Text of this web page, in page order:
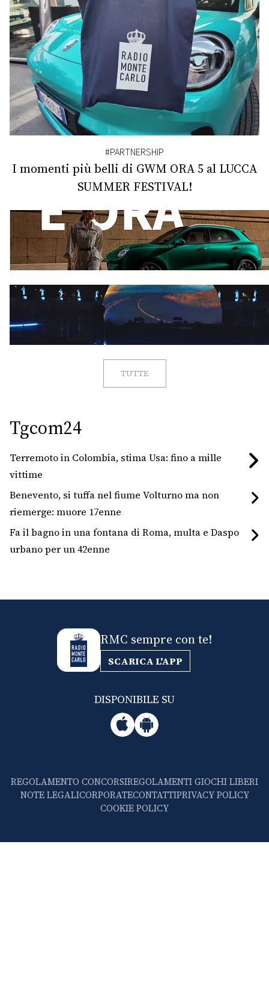
#PARTNERSHIP
I momenti più belli di GWM ORA 5 al LUCCA
SUMMER FESTIVAL!
TUTTE
Tgcom24
Terremoto in Colombia, stima Usa: fino a mille
vittime
Benevento, si tuffa nel fiume Volturno ma non
riemerge: muore 17enne
Fa il bagno in una fontana di Roma, multa e Daspo
urbano per un 42enne
RMC sempre con te!
SCARICA L'APP
DISPONIBILE SU
REGOLAMENTO CONCORSIREGOLAMENTI GIOCHI LIBERI
NOTE LEGALICORPORATECONTATTIPRIVACY POLICY
COOKIE POLICY